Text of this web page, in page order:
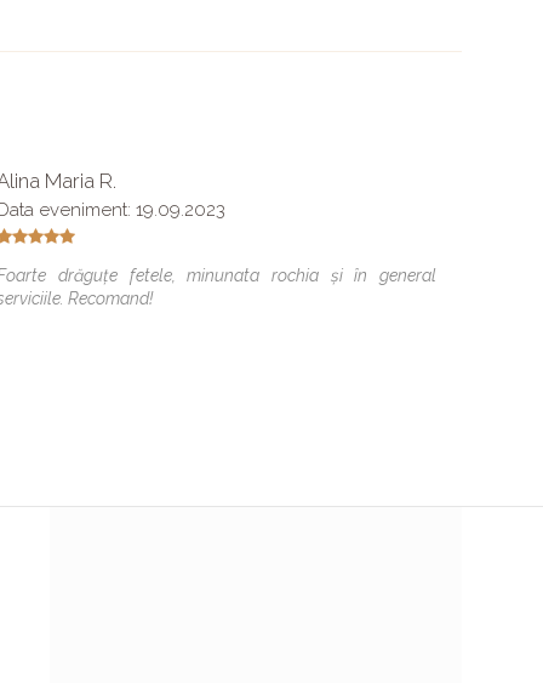
Maria R.
eveniment: 19.09.2023
drăguțe fetele, minunata rochia și în general
Recomand!